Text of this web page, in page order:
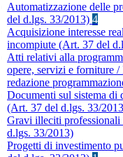
Automatizzazione delle
del d.lgs. 33/2013) 4
Acquisizione interesse
incompiute (Art. 37 del
Atti relativi alla
opere, servizi e forniture /
redazione
Documenti sul sistema di
(Art. 37 del d.lgs. 33/
Gravi illeciti
d.lgs. 33/2013)
Progetti di investimento